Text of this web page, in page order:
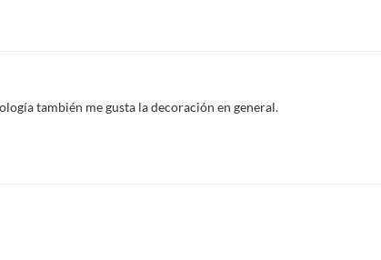
también me gusta la decoración en general.